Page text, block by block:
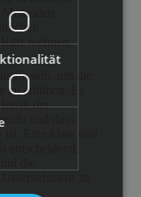
rechnen.
sein, um die
erhöhen. Es
der
und dass
Eine klare und
die
zu